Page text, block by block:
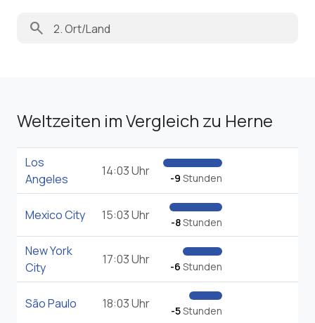
search
Weltzeiten im Vergleich zu Herne
Los
Angeles
14:03 Uhr -9 Stunden
Mexico City 15:03 Uhr -8Stunden
New York
City
17:03 Uhr -6 Stunden
São Paulo 18:03 Uhr -5Stunden